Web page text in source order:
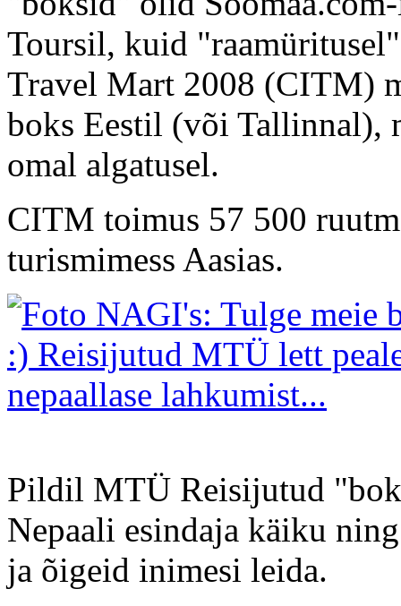
Toursil, kuid
Travel Mart 2008 (CITM)
boks Eestil (või Tallinnal),
omal algatusel.
CITM toimus 57 500
turismimess Aasias.
Pildil MTÜ Reisijutud
Nepaali esindaja käiku
ja õigeid inimesi leida.